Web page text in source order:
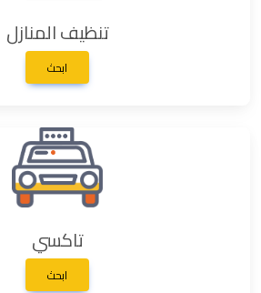
تنظيف المنازل
ابحث
تاكسي
ابحث